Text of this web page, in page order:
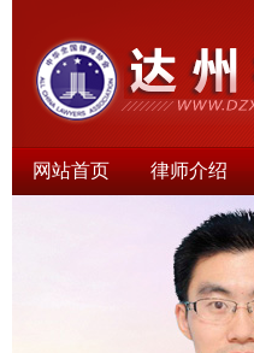
网站首页 律师介绍